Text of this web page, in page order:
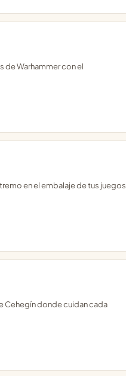
de Warhammer con el
en el embalaje de tus juegos
Cehegín donde cuidan cada